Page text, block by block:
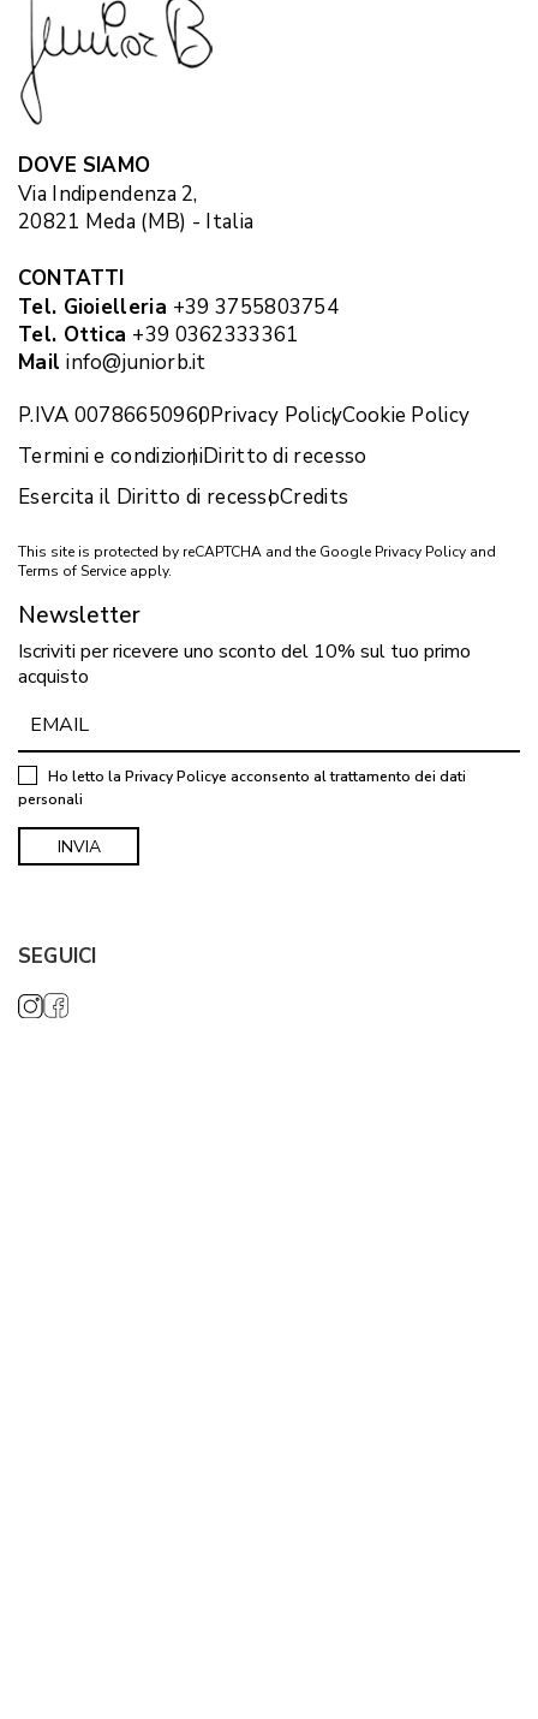
DOVE SIAMO
Via Indipendenza 2,
20821 Meda (MB) - Italia
CONTATTI
Tel. Gioielleria +39 3755803754
Tel. Ottica +39 0362333361
Mail info@juniorb.it
P.IVA 00786650960Privacy PolicyCookie Policy
Termini e condizioniDiritto di recesso
Esercita il Diritto di recessoCredits
This site is protected by reCAPTCHA and the Google Privacy Policy and
Terms of Service apply.
Newsletter
Iscriviti per ricevere uno sconto del 10% sul tuo primo
acquisto
Ho letto la Privacy Policye acconsento al trattamento dei dati
personali
SEGUICI